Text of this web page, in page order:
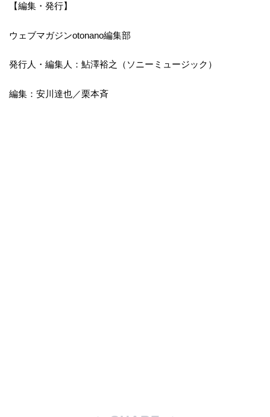
【編集・発行】
ウェブマガジンotonano編集部
発行人・編集人：鮎澤裕之（ソニーミュージック）
編集：安川達也／栗本斉